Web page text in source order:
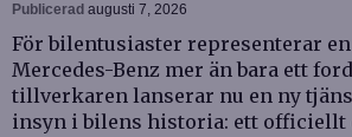
Publicerad augusti 7, 2026
För bilentusiaster representerar
Mercedes-Benz mer än bara ett
tillverkaren lanserar nu en ny
insyn i bilens historia: ett officiellt